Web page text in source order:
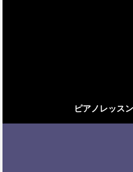
ピアノレッス